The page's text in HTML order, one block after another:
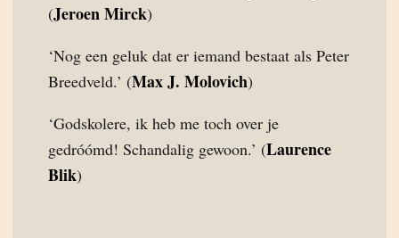
(Jeroen Mirck)
‘Nog een geluk dat er iemand bestaat als Peter
Breedveld.’ (Max J. Molovich)
‘Godskolere, ik heb me toch over je
gedróómd! Schandalig gewoon.’ (Laurence
Blik)